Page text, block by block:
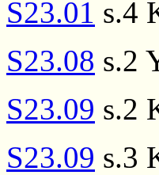
S23.01 s.4
S23.08 s.2
S23.09 s.2
S23.09 s.3